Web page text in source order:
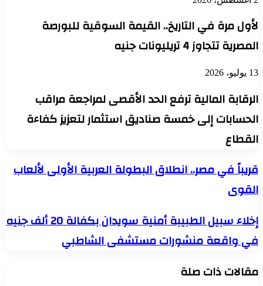
لأول مرة في التاريخ.. القيمة السوقية للبورصة
المصرية تتجاوز 4 تريليونات جنيه
13 يوليو، 2026
الرقابة المالية ترفع الحد الأقصى لمراجعة مراقب
الحسابات إلى خمسة صناديق استثمار لتعزيز كفاءة
القطاع
قريباً
في
مصر..
انطلاق
العربية
الأولى
لألعاب
قريباً في مصر.. انطلاق البطولة العربية الأولى لألعاب
القوى
إخلاء
سبيل
الطبيبة
أمنية
بكفالة
إخلاء سبيل الطبيبة أمنية سويدان بكفالة 20 ألف جنيه
في واقعة منشورات مستشفى الشاطبي
مقالات ذات صلة